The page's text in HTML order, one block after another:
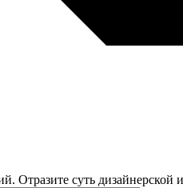
Отразите суть дизайнерской